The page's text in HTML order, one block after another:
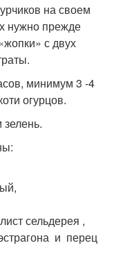
на своем
нужно прежде
с двух
минимум 3 -4
огурцов.
сельдерея ,
и перец